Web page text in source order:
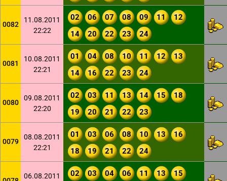
0082
11.08.2011
22:22
02 06 07 08 09 11
12
14
20 22 23 24
0081
10.08.2011
22:21
01 04 08 10 11 12
13
14
16 22 23 24
0080
09.08.2011
22:20
02 03 11 13 14 15
18
19
20 21 22 23
0079
08.08.2011
22:21
01 03 06 08 10 13
16
18
19 21 22 24
06.08.2011
02 03 04 06 11 13
15